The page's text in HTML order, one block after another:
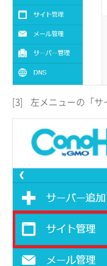
[3] 左メニューの「サ